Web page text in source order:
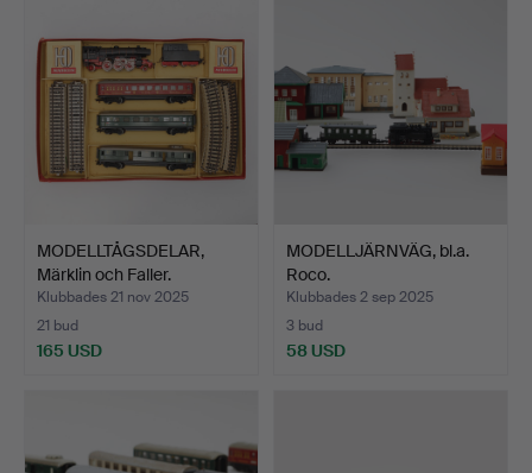
MODELLTÅGSDELAR,
Märklin och Faller.
Klubbades 21 nov 2025
21 bud
165 USD
MODELLJÄRNVÄG, bl.a.
Roco.
Klubbades 2 sep 2025
3 bud
58 USD